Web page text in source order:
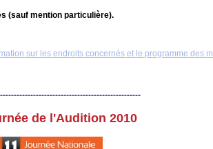
(sauf mention particulière).
sur les endroits concernés et le programme des
de l'Audition 2010